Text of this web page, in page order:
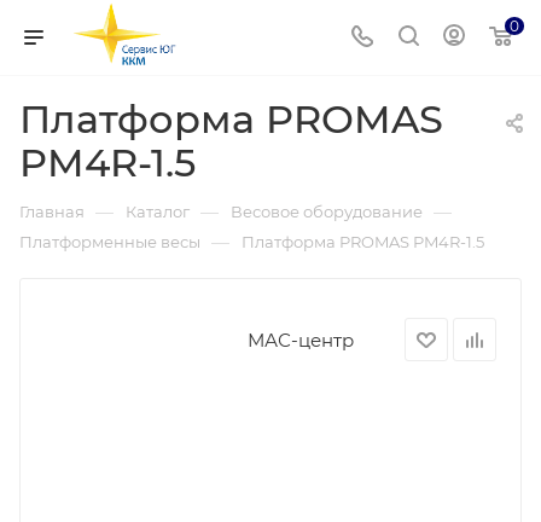
0
Платформа PROMAS
PM4R-1.5
Главная — Каталог — Весовое оборудование —
Платформенные весы — Платформа PROMAS PM4R-1.5
МАС-центр